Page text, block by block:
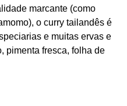
marcante (como
o curry tailandês é
e muitas ervas e
pimenta fresca, folha de